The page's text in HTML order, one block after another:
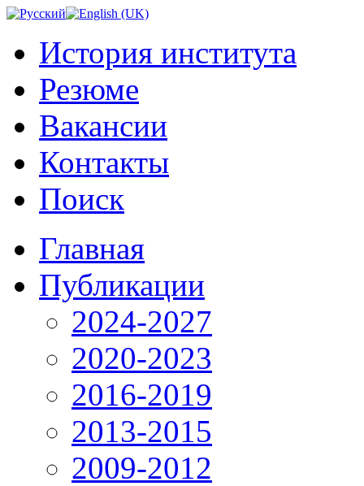
История института
Резюме
Вакансии
Контакты
Поиск
Главная
Публикации
2024-2027
2020-2023
2016-2019
2013-2015
2009-2012